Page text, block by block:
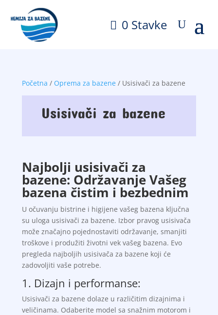
0 Stavke
Početna / Oprema za bazene/ Usisivači za bazene
Usisivači za bazene
Najbolji usisivači za
bazene: Održavanje Vašeg
bazena čistim i bezbednim
U očuvanju bistrine i higijene vašeg bazena ključna
su uloga usisivači za bazene. Izbor pravog usisivača
može značajno pojednostaviti održavanje, smanjiti
troškove i produžiti životni vek vašeg bazena. Evo
pregleda najboljih usisivača za bazene koji će
zadovoljiti vaše potrebe.
1. Dizajn i performanse:
Usisivači za bazene dolaze u različitim dizajnima i
veličinama. Odaberite model sa snažnim motorom i